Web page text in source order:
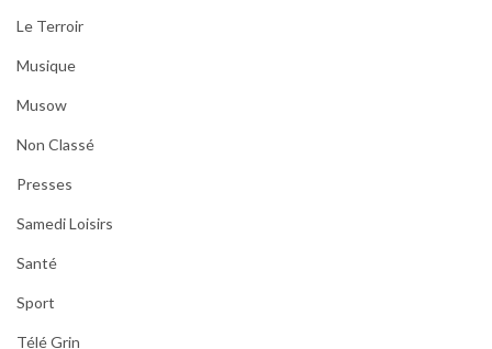
Le Terroir
Musique
Musow
Non Classé
Presses
Samedi Loisirs
Santé
Sport
Télé Grin